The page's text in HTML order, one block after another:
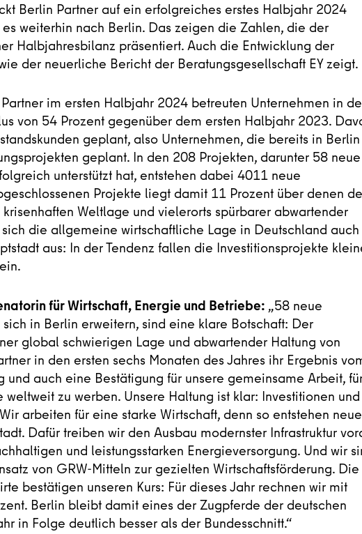
Berlin Partner auf ein erfolgreiches erstes Halbjahr 2024
weiterhin nach Berlin. Das zeigen die Zahlen, die der
Halbjahresbilanz präsentiert. Auch die Entwicklung der
der neuerliche Bericht der Beratungsgesellschaft EY zeigt.
im ersten Halbjahr 2024 betreuten Unternehmen in
von 54 Prozent gegenüber dem ersten Halbjahr 2023.
geplant, also Unternehmen, die bereits in Berlin
geplant. In den 208 Projekten, darunter 58 neue
unterstützt hat, entstehen dabei 4011 neue
Projekte liegt damit 11 Prozent über denen
Weltlage und vielerorts spürbarer abwartender
die allgemeine wirtschaftliche Lage in Deutschland auch
aus: In der Tendenz fallen die Investitionsprojekte
für Wirtschaft, Energie und Betriebe: „58 neue
in Berlin erweitern, sind eine klare Botschaft: Der
global schwierigen Lage und abwartender Haltung von
in den ersten sechs Monaten des Jahres ihr Ergebnis
und auch eine Bestätigung für unsere gemeinsame Arbeit,
zu werben. Unsere Haltung ist klar: Investitionen und
arbeiten für eine starke Wirtschaft, denn so entstehen neue
Dafür treiben wir den Ausbau modernster Infrastruktur
und leistungsstarken Energieversorgung. Und wir
von GRW-Mitteln zur gezielten Wirtschaftsförderung. Die
bestätigen unseren Kurs: Für dieses Jahr rechnen wir mit
Berlin bleibt damit eines der Zugpferde der deutschen
in Folge deutlich besser als der Bundesschnitt.“